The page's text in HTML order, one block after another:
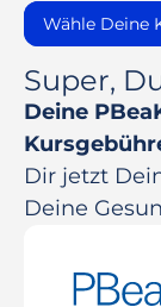
Super,
Deine
Dir jetzt
Deine